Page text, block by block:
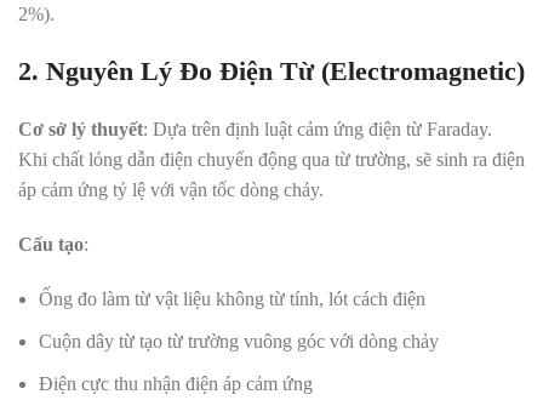
2%).
2. Nguyên Lý Đo Điện Từ (Electromagnetic)
Cơ sở lý thuyết: Dựa trên định luật cảm ứng điện từ Faraday.
Khi chất lỏng dẫn điện chuyển động qua từ trường, sẽ sinh ra điện
áp cảm ứng tỷ lệ với vận tốc dòng chảy.
Cấu tạo:
Ống đo làm từ vật liệu không từ tính, lót cách điện
Cuộn dây từ tạo từ trường vuông góc với dòng chảy
Điện cực thu nhận điện áp cảm ứng